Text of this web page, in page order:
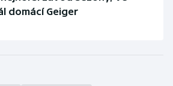
domácí Geiger